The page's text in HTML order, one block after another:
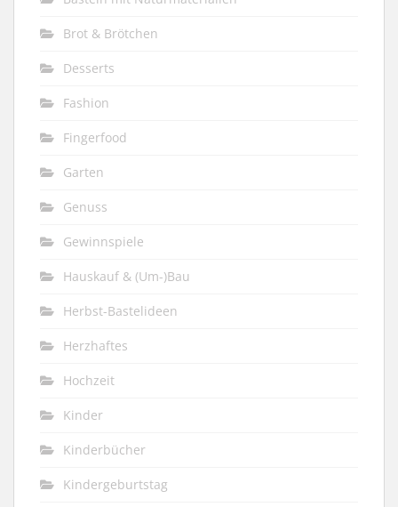
Brot & Brötchen
Desserts
Fashion
Fingerfood
Garten
Genuss
Gewinnspiele
Hauskauf & (Um-)Bau
Herbst-Bastelideen
Herzhaftes
Hochzeit
Kinder
Kinderbücher
Kindergeburtstag